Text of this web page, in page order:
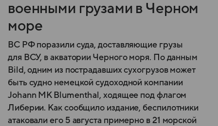
военными грузами в Черном
море
ВС РФ поразили суда, доставляющие грузы
для ВСУ, в акватории Черного моря. По данным
Bild, одним из пострадавших сухогрузов может
быть судно немецкой судоходной компании
Johann MK Blumenthal, ходящее под флагом
Либерии. Как сообщило издание, беспилотники
атаковали его 5 августа примерно в 21 морской